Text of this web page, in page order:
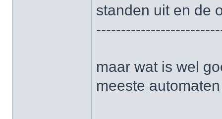
standen uit en de
maar wat is wel
meeste